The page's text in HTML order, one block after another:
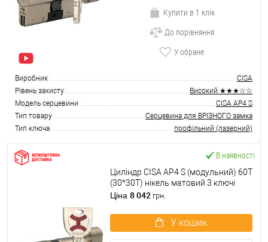
Купити в 1 клік
До порівняння
У обране
Виробник
CISA
Рівень захисту
Високий ★★★☆☆
Модель серцевини
CISA AP4 S
Тип товару
Серцевина для ВРІЗНОГО замка
Тип ключа
профільний (лазерний)
В наявності
Циліндр CISA AP4 S (модульний) 60T
(30*30T) нікель матовий 3 ключі
Ціна 8 042 грн.
У кошик